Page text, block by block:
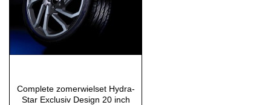
Complete zomerwielset Hydra-
Star Exclusiv Design 20 inch